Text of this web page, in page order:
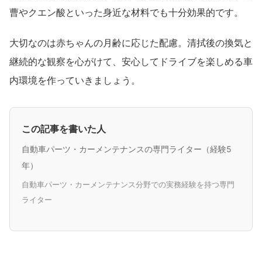
曹やクエン酸といった身近な材料でも十分効果的です。
大切なのは赤ちゃんの月齢に応じた配慮。清拭後の換気と
継続的な観察を心がけて、安心してドライブを楽しめる車
内環境を作っていきましょう。
この記事を書いた人
自動車パーツ・カーメンテナンスの専門ライター（経験5
年）
自動車パーツ・カーメンテナンス分野での実務経験を持つ専門
ライター